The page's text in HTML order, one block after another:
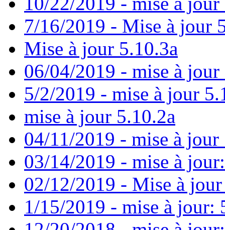
7/16/2019 - Mise à jour
Mise à jour 5.10.3a
06/04/2019 - mise à
5/2/2019 - mise à jour
mise à jour 5.10.2a
04/11/2019 - mise à
03/14/2019 - mise à
02/12/2019 - Mise à
1/15/2019 - mise à jour: